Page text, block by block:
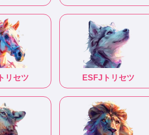
トリセツ ESFJ トリセツ